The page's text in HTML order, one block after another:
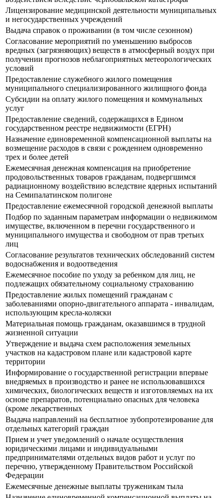
Лицензирование медицинской деятельности муниципальных
и негосударственных учреждений
Выдача справок о проживании (в том числе сезонном)
Согласование мероприятий по уменьшению выбросов
вредных (загрязняющих) веществ в атмосферный воздух при
получении прогнозов неблагоприятных метеорологических
условий
Предоставление служебного жилого помещения
муниципального специализированного жилищного фонда
Субсидии на оплату жилого помещения и коммунальных
услуг
Предоставление сведений, содержащихся в Едином
государственном реестре недвижимости (ЕГРН)
Назначение единовременной компенсационной выплаты на
возмещение расходов в связи с рождением одновременно
трех и более детей
Ежемесячная денежная компенсация на приобретение
продовольственных товаров гражданам, подвергшимся
радиационному воздействию вследствие ядерных испытаний
на Семипалатинском полигоне
Предоставление ежемесячной городской денежной выплаты
Подбор по заданным параметрам информации о недвижимом
имуществе, включенном в перечни государственного и
муниципального имущества и свободном от прав третьих
лиц
Согласование результатов технических обследований систем
водоснабжения и водоотведения
Ежемесячное пособие по уходу за ребенком для лиц, не
подлежащих обязательному социальному страхованию
Предоставление жилых помещений гражданам с
заболеваниями опорно-двигательного аппарата - инвалидам,
использующим кресла-коляски
Материальная помощь гражданам, оказавшимся в трудной
жизненной ситуации
Утверждение и выдача схем расположения земельных
участков на кадастровом плане или кадастровой карте
территории
Информирование о государственной регистрации впервые
внедряемых в производство и ранее не использовавшихся
химических, биологических веществ и изготовляемых на их
основе препаратов, потенциально опасных для человека
(кроме лекарственных
Выдача направлений на бесплатное зубопротезирование для
отдельных категорий граждан
Прием и учет уведомлений о начале осуществления
юридическими лицами и индивидуальными
предпринимателями отдельных видов работ и услуг по
перечню, утвержденному Правительством Российской
Федерации
Ежемесячные денежные выплаты труженикам тыла